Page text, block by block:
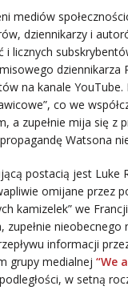
mediów
dziennikarzy i
i licznych
dziennikarza
na kanale
co we
a zupełnie mija się z
Watsona
postacią jest Luke
omijane przez
kamizelek” we
zupełnie
informacji
grupy medialnej “We
w setną